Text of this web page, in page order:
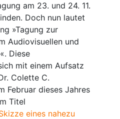
am 23. und 24. 11.
Doch nun lautet
»Tagung zur
Audiovisuellen und
Diese
mit einem Aufsatz
Colette C.
Februar dieses Jahres
Titel
eines nahezu